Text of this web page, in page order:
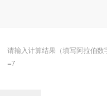
请输入计算结果（填写阿拉伯数
=7